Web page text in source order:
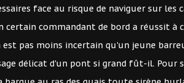
face au risque de naviguer sur les
certain commandant de bord a réussit à
est pas moins incertain qu'un jeune
délicat d'un pont si grand fût-il. Pour